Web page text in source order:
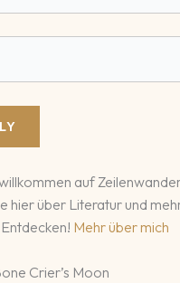
auf
hier über Literatur und
Mehr über mich
Crier’s Moon